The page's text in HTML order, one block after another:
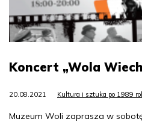
Koncert „Wola
20.08.2021 Kultura i sztuka po 1989
Muzeum Woli zaprasza w